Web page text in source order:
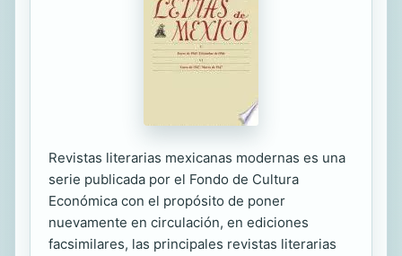
Revistas literarias mexicanas modernas es una
serie publicada por el Fondo de Cultura
Económica con el propósito de poner
nuevamente en circulación, en ediciones
facsimilares, las principales revistas literarias